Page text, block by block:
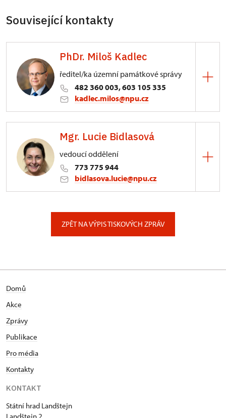
Související kontakty
PhDr. Miloš Kadlec
ředitel/ka územní památkové správy
482 360 003, 603 105 335
kadlec.milos@npu.cz
3/, Sychrov 3
Mgr. Lucie Bidlasová
vedoucí oddělení
773 775 944
bidlasova.lucie@npu.cz
ZPĚT NA VÝPIS TISKOVÝCH ZPRÁV
Domů
Akce
Zprávy
Publikace
Pro média
Kontakty
KONTAKT
Státní hrad Landštejn